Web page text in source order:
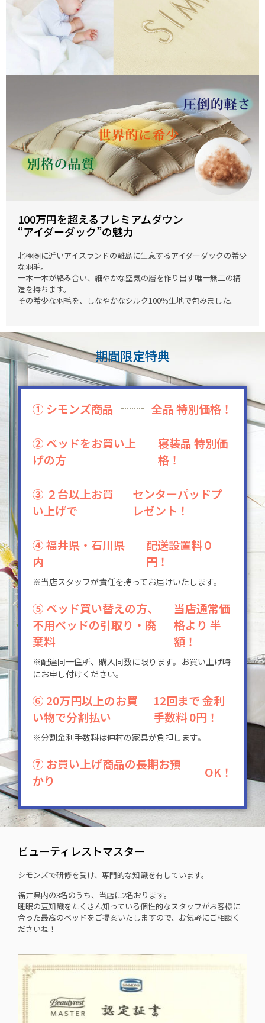
100万円を超えるプレミアムダウン
“アイダーダック”の魅力
北極圏に近いアイスランドの離島に生息するアイダーダックの希少
な羽毛。
一本一本が絡み合い、細やかな空気の層を作り出す唯一無二の構
造を持ちます。
その希少な羽毛を、しなやかなシルク100％生地で包みました。
期間限定特典
① シモンズ商品 全品 特別価格！
② ベッドをお買い上
げの方
寝装品 特別価
格！
③ ２台以上お買
い上げで
センターパッドプ
レゼント！
④ 福井県・石川県
内
配送設置料０
円！
※当店スタッフが責任を持ってお届けいたします。
⑤ ベッド買い替えの方、
不用ベッドの引取り・廃
棄料
当店通常価
格より 半
額！
※配達同一住所、購入同数に限ります。お買い上げ時
にお申し付けください。
⑥ 20万円以上のお買
い物で分割払い
12回まで 金利
手数料 0円！
※分割金利手数料は仲村の家具が負担します。
⑦ お買い上げ商品の長期お預
かり
OK！
ビューティレストマスター
シモンズで研修を受け、専門的な知識を有しています。
福井県内の3名のうち、当店に2名おります。
睡眠の豆知識をたくさん知っている個性的なスタッフがお客様に
合った最高のベッドをご提案いたしますので、お気軽にご相談く
ださいね！